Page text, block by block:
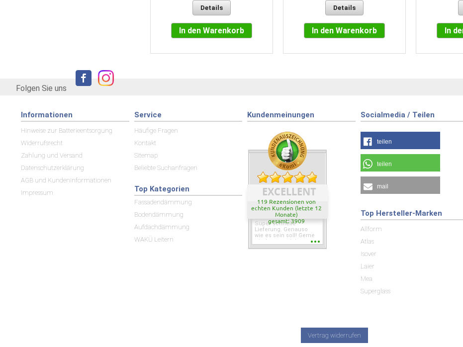
Details
In den Warenkorb
Details
In den Warenkorb In
Folgen Sie uns
Informationen
Hinweise zur Batterieentsorgung
Widerrufsrecht
Zahlung und Versand
Datenschutzerklärung
AGB und Kundeninformationen
Impressum
Service
Häufige Fragen
Kontakt
Sitemap
Beliebte Suchanfragen
Top Kategorien
Fassadendämmung
Bodendämmung
Aufdachdämmung
WAKÜ Leitern
Kundenmeinungen
EXCELLENT
119 Rezensionen von
echten Kunden (letzte 12
Monate)
gesamt: 3909
Super schnelle
Lieferung. Genauso
wie es sein soll! Gerne
wieder wenn ich was
Socialmedia / Teilen
teilen
teilen
mail
Top Hersteller-Marken
Allform
Atlas
Isover
Laier
Mea
Superglass
Vertrag widerrufen